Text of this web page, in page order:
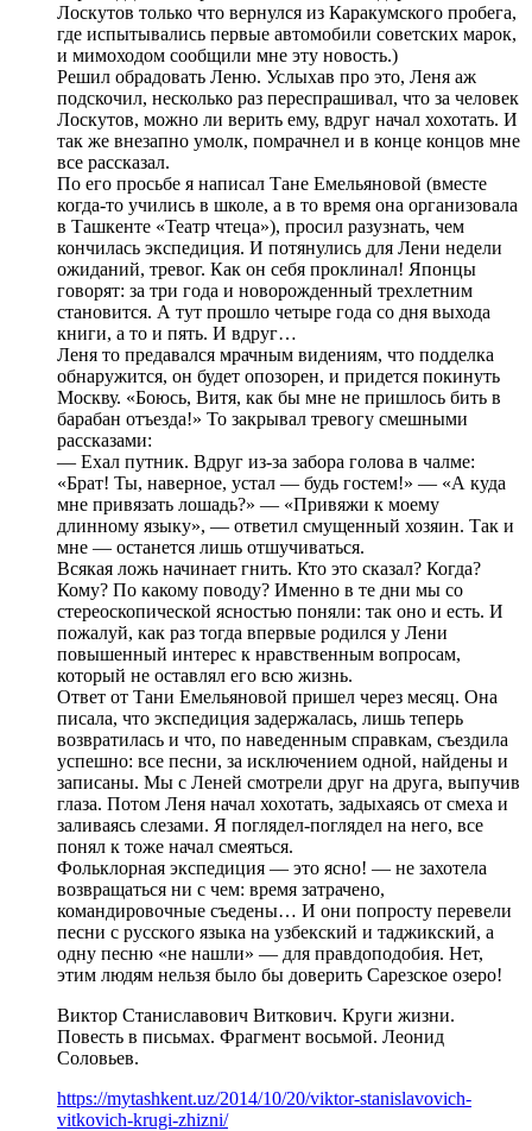
Лоскутов только что вернулся из Каракумского пробега,
где испытывались первые автомобили советских марок,
и мимоходом сообщили мне эту новость.)
Решил обрадовать Леню. Услыхав про это, Леня аж
подскочил, несколько раз переспрашивал, что за человек
Лоскутов, можно ли верить ему, вдруг начал хохотать. И
так же внезапно умолк, помрачнел и в конце концов мне
все рассказал.
По его просьбе я написал Тане Емельяновой (вместе
когда-то учились в школе, а в то время она организовала
в Ташкенте «Театр чтеца»), просил разузнать, чем
кончилась экспедиция. И потянулись для Лени недели
ожиданий, тревог. Как он себя проклинал! Японцы
говорят: за три года и новорожденный трехлетним
становится. А тут прошло четыре года со дня выхода
книги, а то и пять. И вдруг…
Леня то предавался мрачным видениям, что подделка
обнаружится, он будет опозорен, и придется покинуть
Москву. «Боюсь, Витя, как бы мне не пришлось бить в
барабан отъезда!» То закрывал тревогу смешными
рассказами:
— Ехал путник. Вдруг из-за забора голова в чалме:
«Брат! Ты, наверное, устал — будь гостем!» — «А куда
мне привязать лошадь?» — «Привяжи к моему
длинному языку», — ответил смущенный хозяин. Так и
мне — останется лишь отшучиваться.
Всякая ложь начинает гнить. Кто это сказал? Когда?
Кому? По какому поводу? Именно в те дни мы со
стереоскопической ясностью поняли: так оно и есть. И
пожалуй, как раз тогда впервые родился у Лени
повышенный интерес к нравственным вопросам,
который не оставлял его всю жизнь.
Ответ от Тани Емельяновой пришел через месяц. Она
писала, что экспедиция задержалась, лишь теперь
возвратилась и что, по наведенным справкам, съездила
успешно: все песни, за исключением одной, найдены и
записаны. Мы с Леней смотрели друг на друга, выпучив
глаза. Потом Леня начал хохотать, задыхаясь от смеха и
заливаясь слезами. Я поглядел-поглядел на него, все
понял к тоже начал смеяться.
Фольклорная экспедиция — это ясно! — не захотела
возвращаться ни с чем: время затрачено,
командировочные съедены… И они попросту перевели
песни с русского языка на узбекский и таджикский, а
одну песню «не нашли» — для правдоподобия. Нет,
этим людям нельзя было бы доверить Сарезское озеро!
Виктор Станиславович Виткович. Круги жизни.
Повесть в письмах. Фрагмент восьмой. Леонид
Соловьев.
https://mytashkent.uz/2014/10/20/viktor-stanislavovich-
vitkovich-krugi-zhizni/